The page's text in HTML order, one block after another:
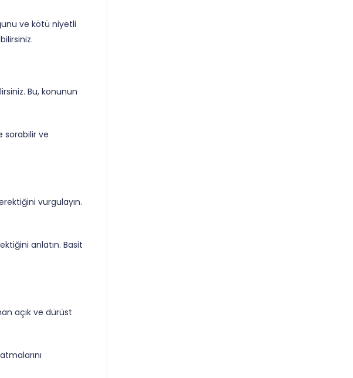
ve kötü niyetli
Bu, konunun
sorabilir ve
vurgulayın.
anlatın. Basit
açık ve dürüst